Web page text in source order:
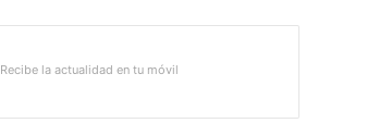
Recibe la actualidad en tu móvil